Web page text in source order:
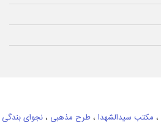
، مکتب سیدالشهدا ، طرح مذهبی ، نجوای بندگی